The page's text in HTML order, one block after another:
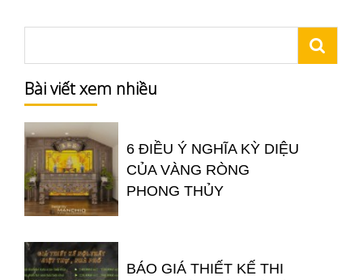
Bài viết xem nhiều
6 ĐIỀU Ý NGHĨA KỲ DIỆU
CỦA VÀNG RÒNG
PHONG THỦY
BÁO GIÁ THIẾT KẾ THI